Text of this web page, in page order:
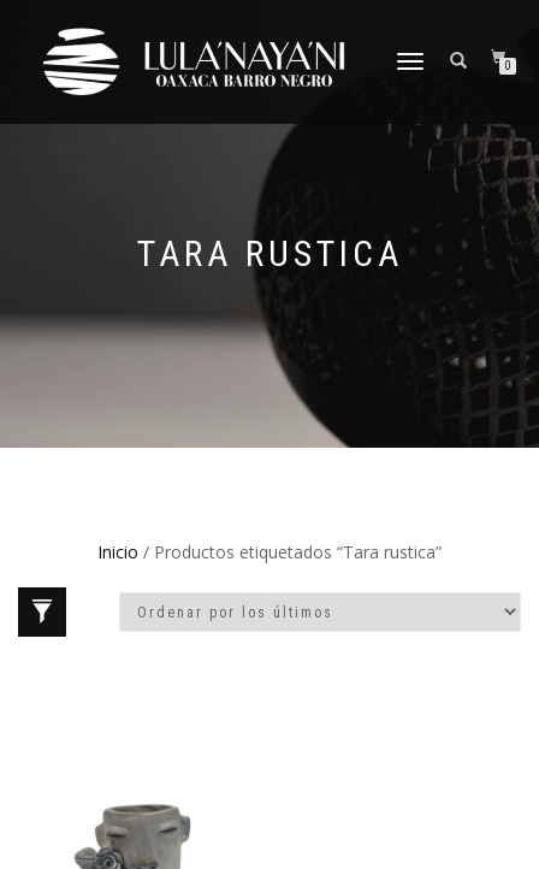
CAMBIAR
0
TARA RUSTICA
Inicio / Productos etiquetados “Tara rustica”